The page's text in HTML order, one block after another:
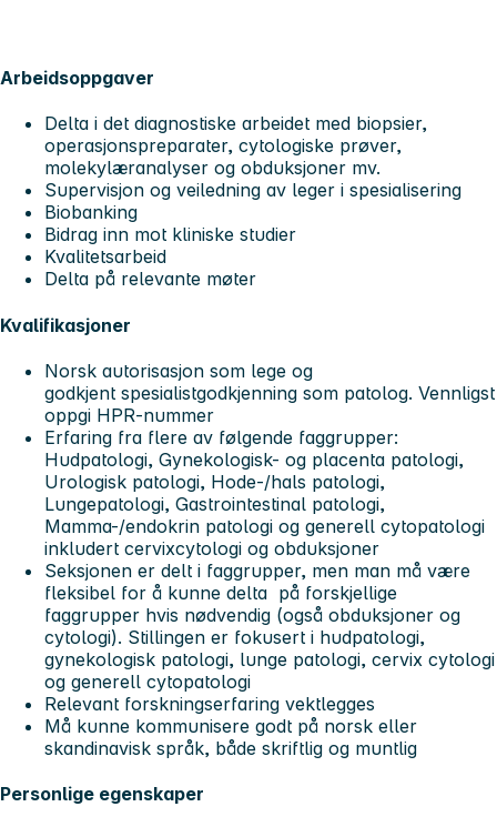
Arbeidsoppgaver
Delta i det diagnostiske arbeidet med biopsier,
operasjonspreparater, cytologiske prøver,
molekylæranalyser og obduksjoner mv.
Supervisjon og veiledning av leger i spesialisering
Biobanking
Bidrag inn mot kliniske studier
Kvalitetsarbeid
Delta på relevante møter
Kvalifikasjoner
Norsk autorisasjon som lege og
godkjent spesialistgodkjenning som patolog. Vennligst
oppgi HPR-nummer
Erfaring fra flere av følgende faggrupper:
Hudpatologi, Gynekologisk- og placenta patologi,
Urologisk patologi, Hode-/hals patologi,
Lungepatologi, Gastrointestinal patologi,
Mamma-/endokrin patologi og generell cytopatologi
inkludert cervixcytologi og obduksjoner
Seksjonen er delt i faggrupper, men man må være
fleksibel for å kunne delta på forskjellige
faggrupper hvis nødvendig (også obduksjoner og
cytologi). Stillingen er fokusert i hudpatologi,
gynekologisk patologi, lunge patologi, cervix cytologi
og generell cytopatologi
Relevant forskningserfaring vektlegges
Må kunne kommunisere godt på norsk eller
skandinavisk språk, både skriftlig og muntlig
Personlige egenskaper